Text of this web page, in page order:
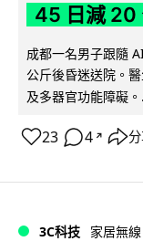
45 日減 20
成都一名男子跟隨
公斤後昏迷送院。
及多器官功能障礙
23 4 ↗
3C科技 家居無線